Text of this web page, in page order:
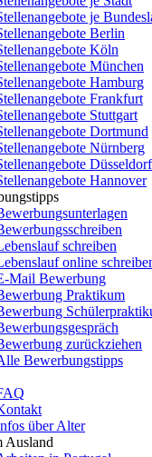
je
Berlin
Köln
München
Hamburg
Frankfurt
Stuttgart
Dortmund
Nürnberg
Düsseldorf
Hannover
schreiben
online
Mail Bewerbung
Praktikum
zurückziehen
Bewerbungstipps
über Alter
Ausland